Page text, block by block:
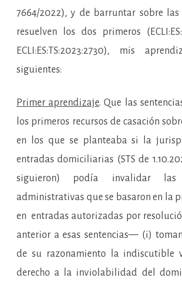
7664/2022), y de barruntar sobre las
resuelven los dos primeros
ECLI:ES:TS:2023:2730), mis
siguientes:
Primer aprendizaje. Que las
los primeros recursos de casación
en los que se planteaba si la
entradas domiciliarias (STS de
siguieron) podía invalidar las
administrativas que se basaron en la
en entradas autorizadas por
anterior a esas sentencias— (i)
de su razonamiento la indiscutible
derecho a la inviolabilidad del